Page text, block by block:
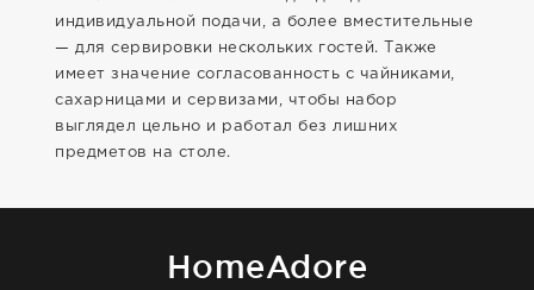
индивидуальной подачи, а более вместительные
— для сервировки нескольких гостей. Также
имеет значение согласованность с чайниками,
сахарницами и сервизами, чтобы набор
выглядел цельно и работал без лишних
предметов на столе.
HomeAdore